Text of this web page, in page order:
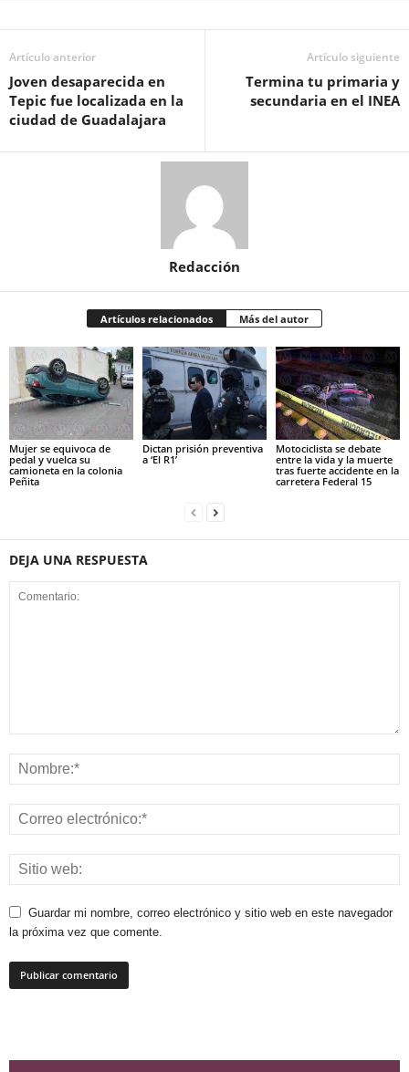
Artículo anterior
Joven desaparecida en
Tepic fue localizada en la
ciudad de Guadalajara
Artículo siguiente
Termina tu primaria y
secundaria en el INEA
Redacción
Artículos relacionados Más del autor
Mujer se equivoca de
pedal y vuelca su
camioneta en la colonia
Peñita
Dictan prisión preventiva
a ‘El R1’
Motociclista se debate
entre la vida y la muerte
tras fuerte accidente en la
carretera Federal 15
DEJA UNA RESPUESTA
Guardar mi nombre, correo electrónico y sitio web en este navegador
la próxima vez que comente.